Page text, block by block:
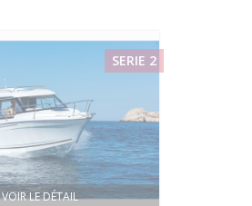
VOIR LE DÉTAIL
SERIE 2